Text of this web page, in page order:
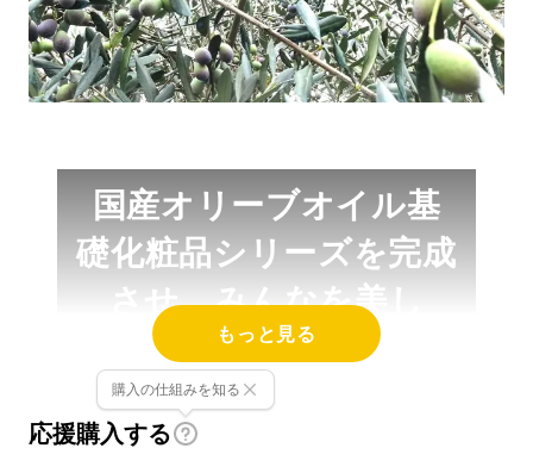
国産オリーブオイル基
礎化粧品シリーズを完成
させ、みんなを美し
く、健やかにしたい！
この想いが高じて、まずは洗顔料と化粧水を作
もっと見る
応援購入する
購入の仕組みを知る